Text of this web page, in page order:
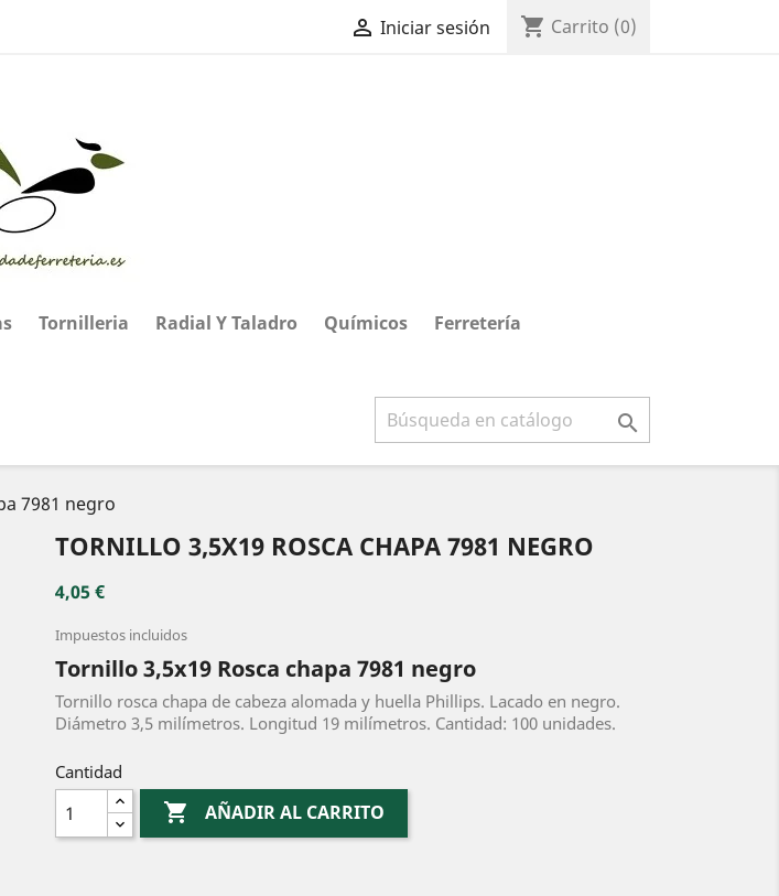
 Iniciar sesión shopping_cart Carrito (0)
Tornilleria Radial Y Taladro Químicos
Ferretería

7981 negro
TORNILLO 3,5X19 ROSCA CHAPA 7981 NEGRO
4,05 €
Impuestos incluidos
Tornillo 3,5x19 Rosca chapa 7981 negro
Tornillo rosca chapa de cabeza alomada y huella Phillips. Lacado en negro.
Diámetro 3,5 milímetros. Longitud 19 milímetros. Cantidad: 100 unidades.
Cantidad
 AÑADIR AL CARRITO